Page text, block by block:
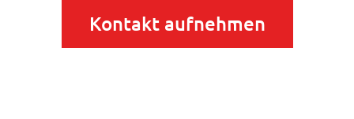
Kontakt aufnehmen